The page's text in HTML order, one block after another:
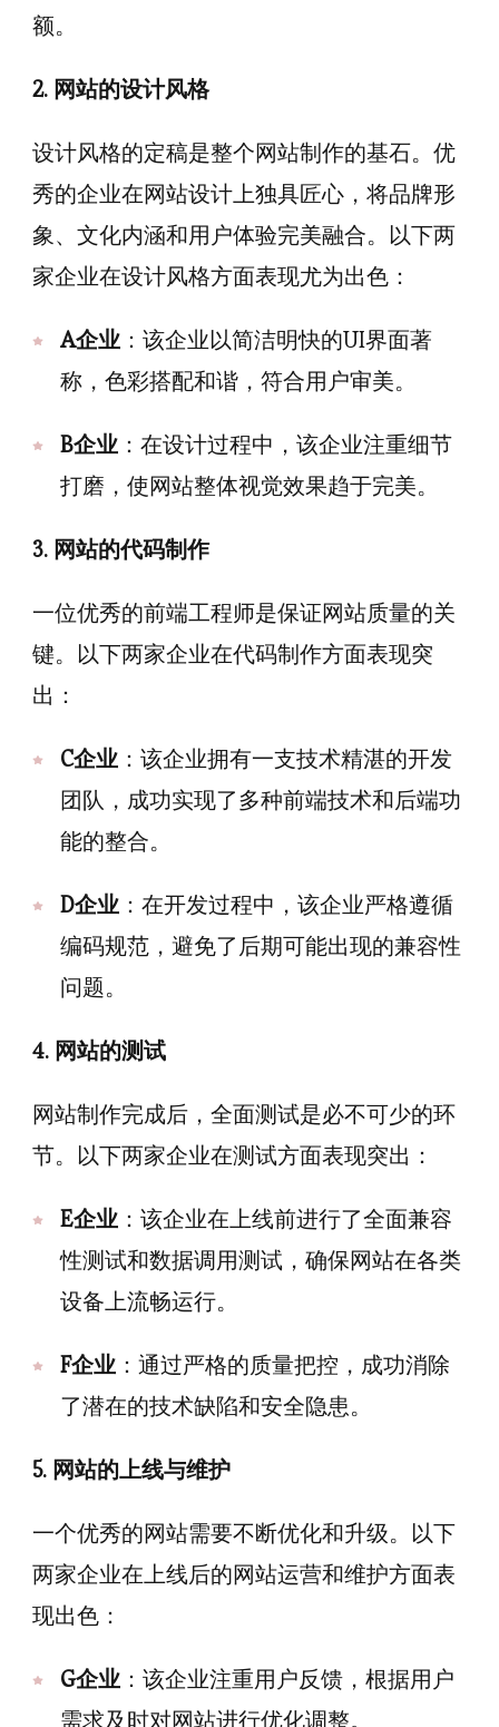
额。
2. 网站的设计风格
设计风格的定稿是整个网站制作的基石。优
秀的企业在网站设计上独具匠心，将品牌形
象、文化内涵和用户体验完美融合。以下两
家企业在设计风格方面表现尤为出色：
A企业 ：该企业以简洁明快的UI界面著
称，色彩搭配和谐，符合用户审美。
B企业 ：在设计过程中，该企业注重细节
打磨，使网站整体视觉效果趋于完美。
3. 网站的代码制作
一位优秀的前端工程师是保证网站质量的关
键。以下两家企业在代码制作方面表现突
出：
C企业 ：该企业拥有一支技术精湛的开发
团队，成功实现了多种前端技术和后端功
能的整合。
D企业 ：在开发过程中，该企业严格遵循
编码规范，避免了后期可能出现的兼容性
问题。
4. 网站的测试
网站制作完成后，全面测试是必不可少的环
节。以下两家企业在测试方面表现突出：
E企业 ：该企业在上线前进行了全面兼容
性测试和数据调用测试，确保网站在各类
设备上流畅运行。
F企业 ：通过严格的质量把控，成功消除
了潜在的技术缺陷和安全隐患。
5. 网站的上线与维护
一个优秀的网站需要不断优化和升级。以下
两家企业在上线后的网站运营和维护方面表
现出色：
G企业 ：该企业注重用户反馈，根据用户
需求及时对网站进行优化调整。